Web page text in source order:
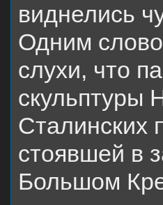
виднелись
Одним
слухи, что
скульптуры
Сталинских
стоявшей в
Большом